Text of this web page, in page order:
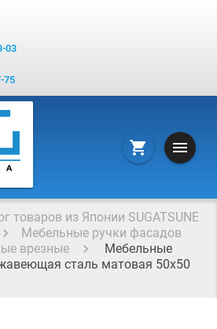
03
75
shopping_cart menu
товаров из Японии SUGATSUNE
Мебельные ручки фасадов
врезные
Мебельные
сталь матовая 50х50